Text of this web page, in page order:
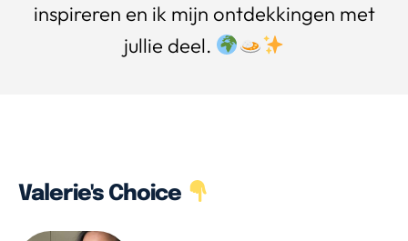
inspireren en ik mijn ontdekkingen met
jullie deel.
Valerie's Choice